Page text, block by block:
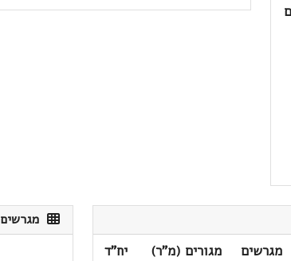
מגרשים מגורים (מ"ר)
יח"ד
מגרשים